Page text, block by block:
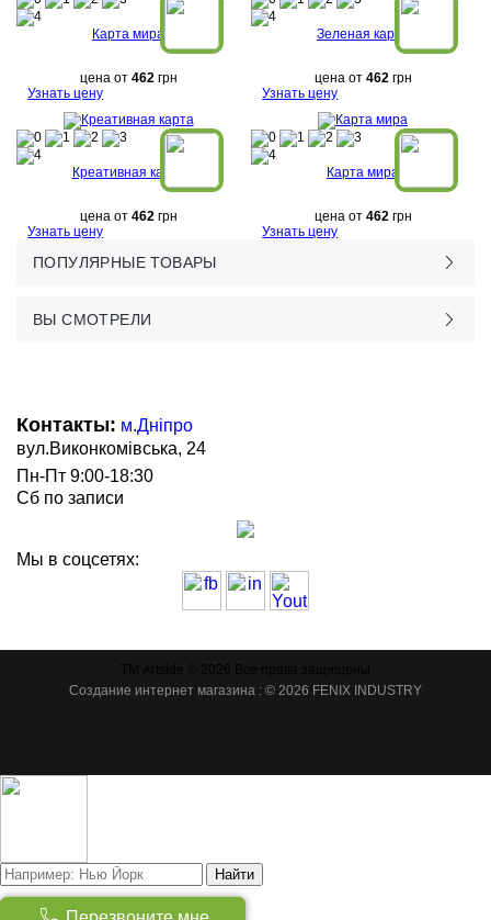
Карта мира
цена от 462грн
Узнать цену
Зеленая карта
цена от 462грн
Узнать цену
Креативная карта
цена от 462грн
Узнать цену
Карта мира
цена от 462грн
Узнать цену
ПОПУЛЯРНЫЕ ТОВАРЫ
ВЫ СМОТРЕЛИ
Контакты: м.Дніпро
вул.Виконкомівська, 24
Пн-Пт 9:00-18:30
Сб по записи
Мы в соцсетях:
Создание интернет магазина : © 2026 FENIX INDUSTRY
Найти
Товаров: 0)